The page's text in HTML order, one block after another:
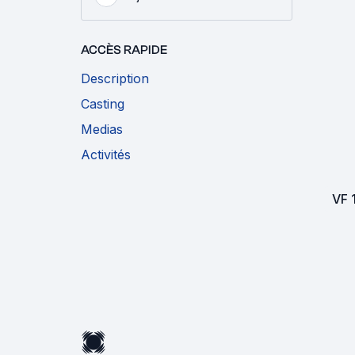
ACCÈS RAPIDE
Description
Casting
Medias
Activités
VF